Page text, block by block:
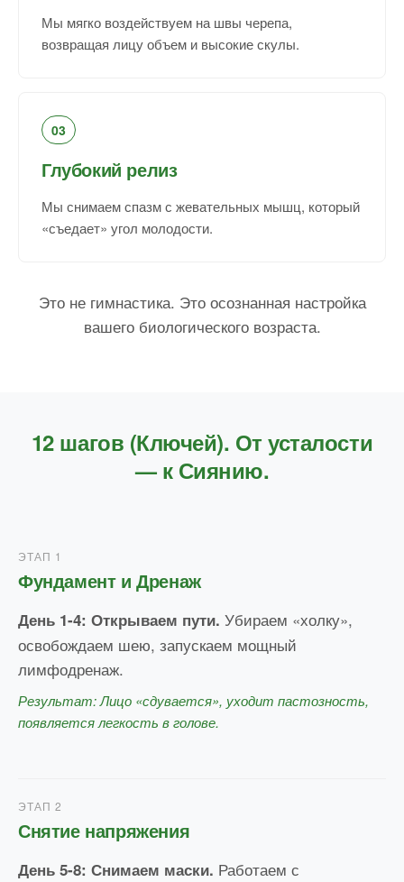
Мы мягко воздействуем на швы черепа,
возвращая лицу объем и высокие скулы.
03
Глубокий релиз
Мы снимаем спазм с жевательных мышц, который
«съедает» угол молодости.
Это не гимнастика. Это осознанная настройка
вашего биологического возраста.
12 шагов (Ключей). От усталости
— к Сиянию.
ЭТАП 1
Фундамент и Дренаж
День 1-4: Открываем пути. Убираем «холку»,
освобождаем шею, запускаем мощный
лимфодренаж.
Результат: Лицо «сдувается», уходит пастозность,
появляется легкость в голове.
ЭТАП 2
Снятие напряжения
День 5-8: Снимаем маски. Работаем с